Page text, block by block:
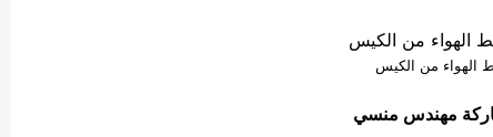
الهواء من الكيس